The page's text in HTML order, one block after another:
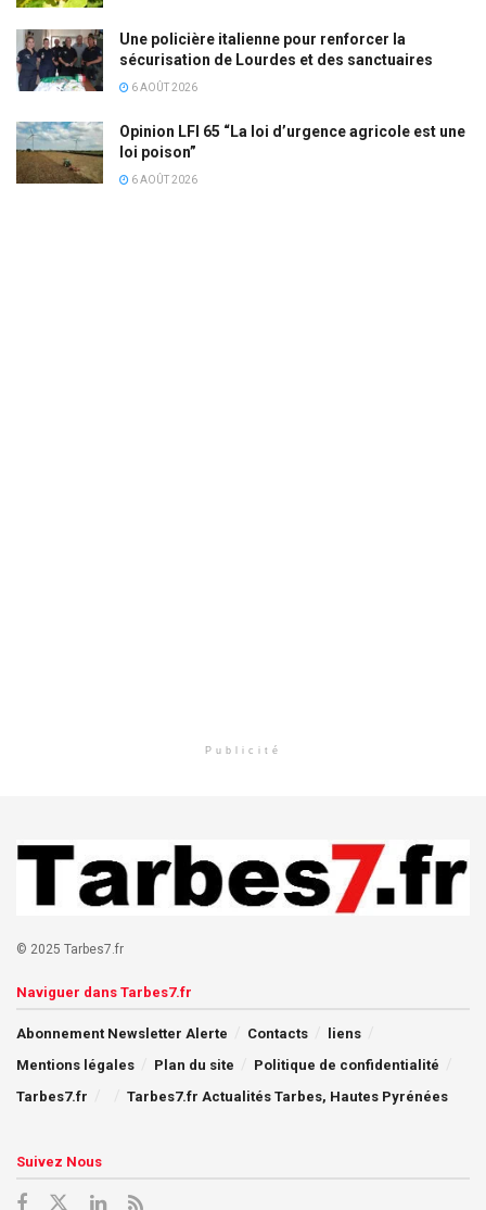
Une policière italienne pour renforcer la
sécurisation de Lourdes et des sanctuaires
6 AOÛT 2026
Opinion LFI 65 “La loi d’urgence agricole est une
loi poison”
6 AOÛT 2026
Publicité
© 2025 Tarbes7.fr
Naviguer dans Tarbes7.fr
Abonnement Newsletter Alerte Contacts
liens
Mentions légales
Plan du site
Politique de confidentialité
Tarbes7.fr
Tarbes7.fr Actualités Tarbes, Hautes Pyrénées
Suivez Nous